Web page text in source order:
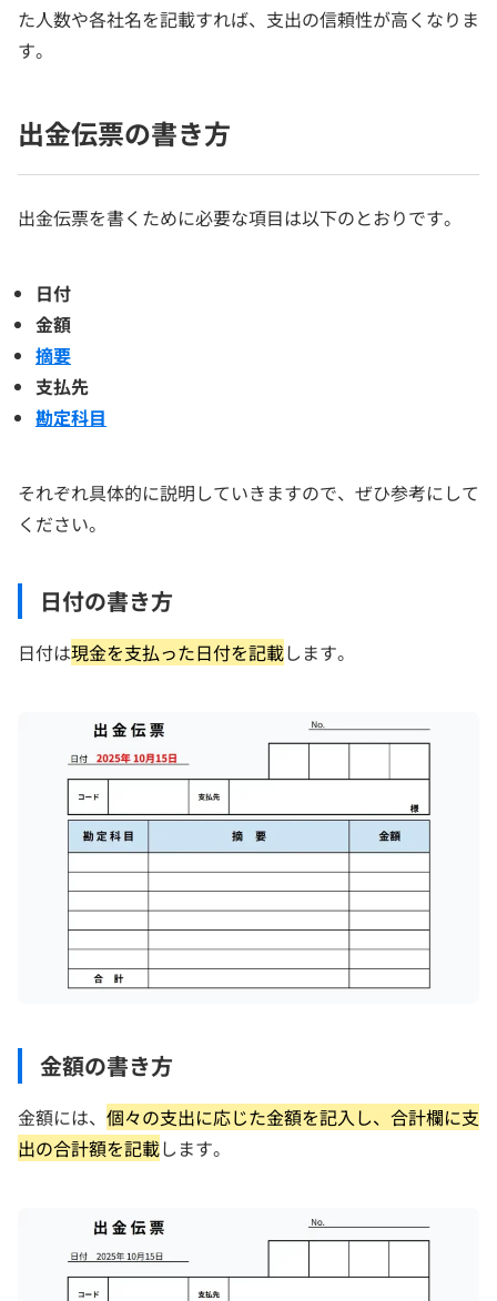
た人数や各社名を記載すれば、支出の信頼性が高くなりま
す。
出金伝票の書き方
出金伝票を書くために必要な項目は以下のとおりです。
日付
金額
摘要
支払先
勘定科目
それぞれ具体的に説明していきますので、ぜひ参考にして
ください。
日付の書き方
日付は現金を支払った日付を記載します。
金額の書き方
金額には、 個々の支出に応じた金額を記入し、合計欄に支
出の合計額を記載します。